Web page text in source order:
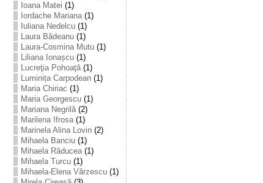
Ioana Matei (1)
Iordache Mariana(1)
Iuliana Nedelcu(1)
Laura Bădeanu(1)
Laura-Cosmina Mutu(1)
Liliana Ionașcu(1)
Lucreţia Pohoaţă(1)
Luminița Carpodean(1)
Maria Chiriac (1)
Maria Georgescu(1)
Mariana Negrilă(2)
Marilena Ifrosa(1)
Marinela Alina Lovin(2)
Mihaela Banciu(1)
Mihaela Răducea(1)
Mihaela Turcu(1)
Mihaela-Elena Vărzescu(1)